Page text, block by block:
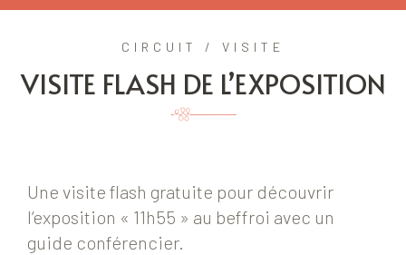
CIRCUIT / VISITE
VISITE FLASH DE L’EXPOSITION
Une visite flash gratuite pour découvrir
l’exposition « 11h55 » au beffroi avec un
guide conférencier.